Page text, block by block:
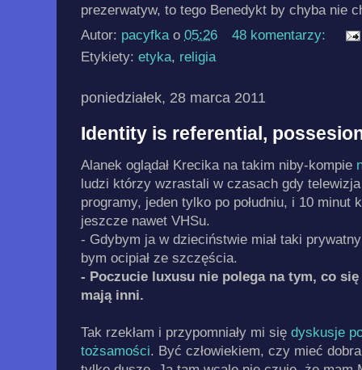
prezerwatyw, to tego Benedykt by chyba nie
Autor: pacyfka o 05:26
48 komentarzy:
Etykiety: etyka, religia
poniedziałek, 28 marca 2011
Identity is referential,
Alanek oglądał Krecika na takim niby-kompie
ludzi którzy wzrastali w czasach gdy telewizja
programy, jeden tylko po południu, i 10 minut
jeszcze nawet VHSu.
- Gdybym ja w dzieciństwie miał taki
bym ocipiał ze szczęścia.
- Poczucie luxusu nie polega na tym, co
mają inni.
Tak rzekłam i przypomniały mi się dyskusje
tożsamości. Być człowiekiem, czy mieć